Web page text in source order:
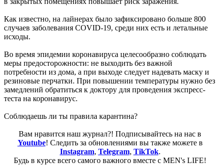
Как известно, на лайнерах было зафиксировано больше 800
случаев заболевания COVID-19, среди них есть и летальные
исходы.
Во время эпидемии коронавируса целесообразно соблюдать
меры предосторожности: не выходить без важной
потребности из дома, а при выходе следует надевать маску и
резиновые перчатки. При повышении температуры нужно без
замедлений обратиться к доктору для проведения экспресс-
теста на коронавирус.
Соблюдаешь ли ты правила карантина?
Вам нравится наш журнал?! Подписывайтесь на нас в
Youtube! Следить за обновлениями вы также можете в
Instagram, Telegram, TikTok.
Будь в курсе всего самого важного вместе с MEN's LIFE!